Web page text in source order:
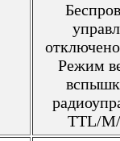
Режим
TTL/